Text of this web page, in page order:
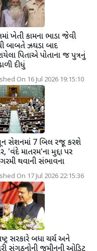
ખેતી કામના ભાડા જેવી
બાબતે ઝઘડા બાદ
પિતાએ પોતાના જ પુત્રનું
દીધું
On 16 Jul 2026 19:15:10
સેશનમાં 7 બિલ રજૂ કરશે
'વંદે માતરમ'ના મુદ્દા પર
થવાની સંભાવના
On 17 Jul 2026 22:15:36
સરકારે બધા ચર્ચ અને